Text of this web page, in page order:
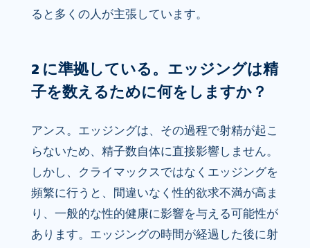
ると多くの人が主張しています。
2 に準拠している。エッジングは精
子を数えるために何をしますか？
アンス。エッジングは、その過程で射精が起こ
らないため、精子数自体に直接影響しません。
しかし、クライマックスではなくエッジングを
頻繁に行うと、間違いなく性的欲求不満が高ま
り、一般的な性的健康に影響を与える可能性が
あります。エッジングの時間が経過した後に射